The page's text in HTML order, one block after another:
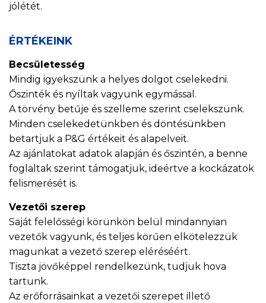
jólétét.
ÉRTÉKEINK
Becsületesség
Mindig igyekszünk a helyes dolgot cselekedni.
Őszinték és nyíltak vagyunk egymással.
A törvény betűje és szelleme szerint cselekszünk.
Minden cselekedetünkben és döntésünkben
betartjuk a P&G értékeit és alapelveit.
Az ajánlatokat adatok alapján és őszintén, a benne
foglaltak szerint támogatjuk, ideértve a kockázatok
felismerését is.
Vezetői szerep
Saját felelősségi körünkön belül mindannyian
vezetők vagyunk, és teljes körűen elkötelezzük
magunkat a vezető szerep eléréséért.
Tiszta jövőképpel rendelkezünk, tudjuk hova
tartunk.
Az erőforrásainkat a vezetői szerepet illető